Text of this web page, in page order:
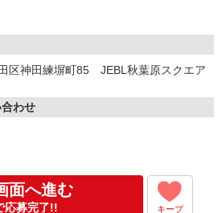
履歴書・職務経歴書を頂くケースがあ
日）
りします。
たら、採用決定となります。
いただきます。
ションをお受けいただきます。
。
タッフとしてご就業いただきます。
区神田練塀町85 JEBL秋葉原スクエア
わせ
面へ進む
応募完了!! キープ